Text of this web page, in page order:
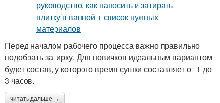
Перед началом рабочего процесса важно правильно
подобрать затирку. Для новичков идеальным вариантом
будет состав, у которого время сушки составляет от 1 до
3 часов.
читать дальше →